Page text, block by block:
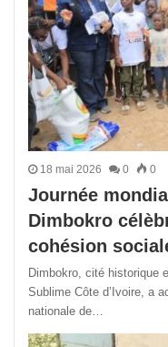
18 mai 2026 0 0
Journée
Dimbokro
cohésion
Dimbokro, cité historique
Sublime Côte d’Ivoire, a
nationale de…